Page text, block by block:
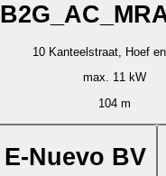
10 Kanteelstraat, Hoef
max. 11 kW
104 m
E-Nuevo BV